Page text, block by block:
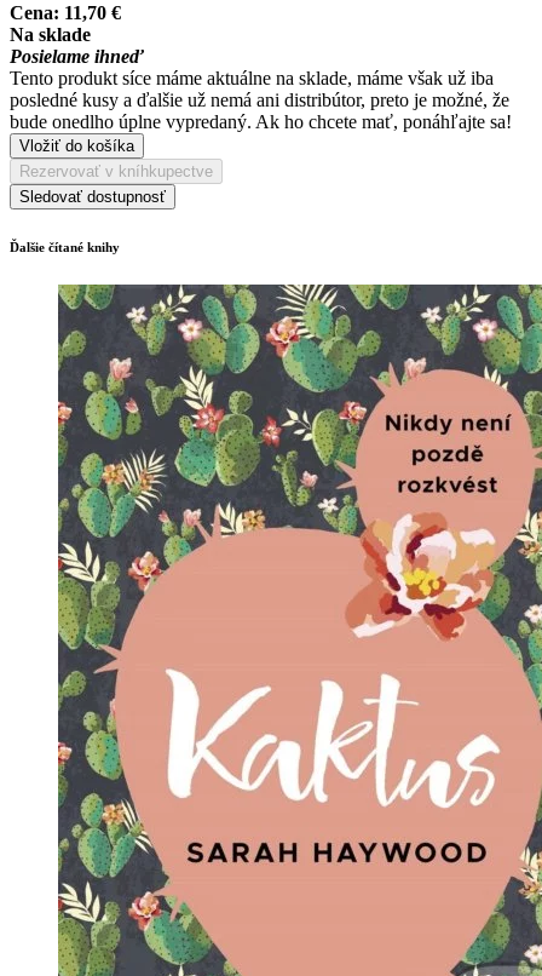
Cena: 11,70 €
Na sklade
Posielame ihneď
Tento produkt síce máme aktuálne na sklade, máme však už iba
posledné kusy a ďalšie už nemá ani distribútor, preto je možné, že
bude onedlho úplne vypredaný. Ak ho chcete mať, ponáhľajte sa!
Vložiť do košíka
Rezervovať v kníhkupectve
Sledovať dostupnosť
Ďalšie čítané knihy